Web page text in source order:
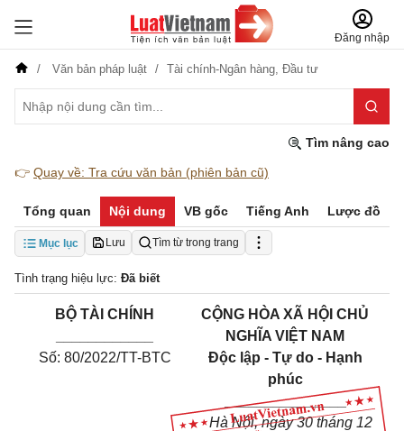
Đăng nhập
Văn bản pháp luật Tài chính-Ngân hàng, Đầu tư
Tìm nâng cao
👉 Quay về: Tra cứu văn bản (phiên bản cũ)
Tổng quan Nội dung VB gốc Tiếng Anh Lược đồ
Mục lục Lưu Tìm từ trong trang
Tình trạng hiệu lực: Đã biết
BỘ TÀI CHÍNH
Số: 80/2022/TT-BTC
CỘNG HÒA XÃ HỘI CHỦ
NGHĨA VIỆT NAM
Độc lập - Tự do - Hạnh
phúc
_______________
Hà Nội, ngày 30 tháng 12